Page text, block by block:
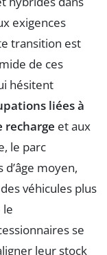
exigences
transition est
de ces
hésitent
liées à
recharge et aux
le parc
moyen,
véhicules plus
le
se
leur stock